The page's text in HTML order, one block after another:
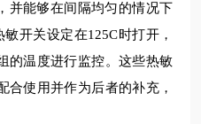
并能够在间隔均匀的情况下
开关设定在125C时打开，
的温度进行监控。这些热敏
合使用并作为后者的补充，